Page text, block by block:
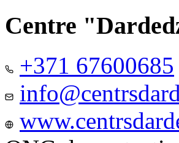
Centre
+371 67600685